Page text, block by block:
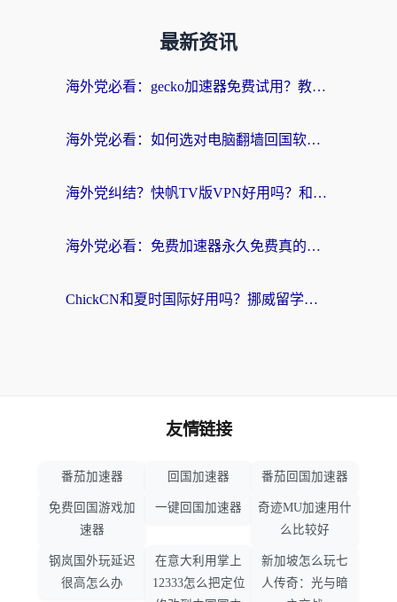
最新资讯
海外党必看：gecko加速器免费试用？教你选对回国加速器，无缝刷国内剧玩游戏
海外党必看：如何选对电脑翻墙回国软件，轻松解锁国内资源？
海外党纠结？快帆TV版VPN好用吗？和扇贝手游VPN对比哪个回国效果更好？
海外党必看：免费加速器永久免费真的存在吗？教你选对回国加速器无缝刷国内资源
ChickCN和夏时国际好用吗？挪威留学生亲测3款回国加速器，附穿梭和加速喵对比指南
友情链接
番茄加速器 回国加速器 番茄回国加速器
免费回国游戏加
速器
一键回国加速器
奇迹MU加速用什
么比较好
钢岚国外玩延迟
很高怎么办
在意大利用掌上
12333怎么把定位
新加坡怎么玩七
人传奇：光与暗